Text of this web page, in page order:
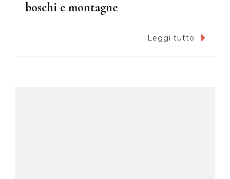
boschi e montagne
Leggi tutto